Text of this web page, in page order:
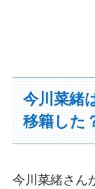
今川菜緒
移籍した
今川菜緒さん